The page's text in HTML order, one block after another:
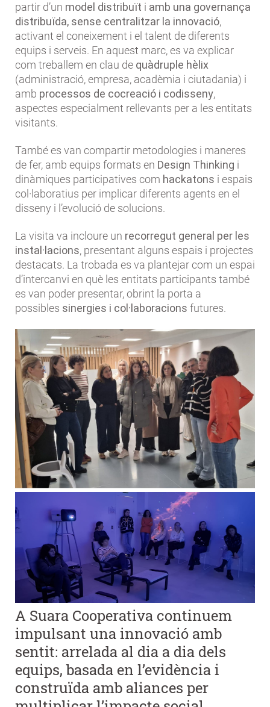
partir d’un model distribuït i amb una governança
distribuïda, sense centralitzar la innovació,
activant el coneixement i el talent de diferents
equips i serveis. En aquest marc, es va explicar
com treballem en clau de quàdruple hèlix
(administració, empresa, acadèmia i ciutadania) i
amb processos de cocreació i codisseny,
aspectes especialment rellevants per a les entitats
visitants.
També es van compartir metodologies i maneres
de fer, amb equips formats en Design Thinking i
dinàmiques participatives com hackatons i espais
col·laboratius per implicar diferents agents en el
disseny i l’evolució de solucions.
La visita va incloure un recorregut general per les
instal·lacions, presentant alguns espais i projectes
destacats. La trobada es va plantejar com un espai
d’intercanvi en què les entitats participants també
es van poder presentar, obrint la porta a
possibles sinergies i col·laboracions futures.
A Suara Cooperativa continuem
impulsant una innovació amb
sentit: arrelada al dia a dia dels
equips, basada en l’evidència i
construïda amb aliances per